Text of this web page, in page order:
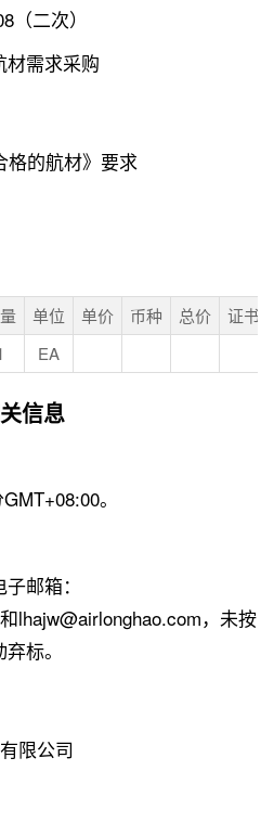
（二次）
材需求采购
格的航材》要求
单位 单价 币种 总价
证书
EA
信息
。
邮箱：
lhajw@airlonghao.com，未按
标。
限公司